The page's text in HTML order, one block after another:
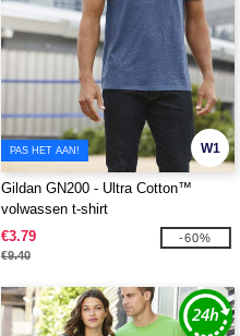
W1
PAS HET AAN!
Gildan GN200 - Ultra Cotton™
volwassen t-shirt
€3.79
€9.40
-60%